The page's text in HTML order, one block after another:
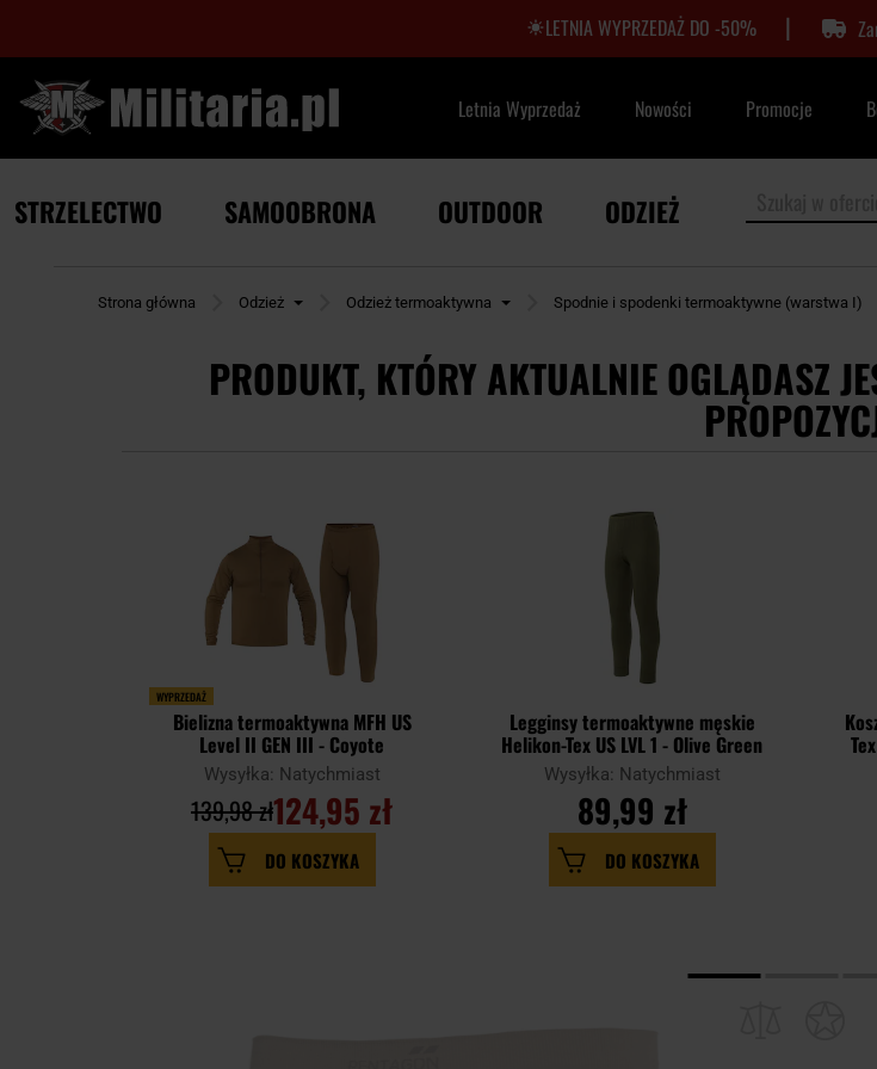
LETNIA WYPRZEDAŻ DO -50% |
Letnia Wyprzedaż Nowości Promocje
STRZELECTWO SAMOOBRONA OUTDOOR ODZIEŻ
Strona główna Odzież Odzież termoaktywna Spodnie i spodenki termoaktywne (warstwa I)
PRODUKT, KTÓRY AKTUALNIE OGLĄDASZ
WYPRZEDAŻ
Bielizna termoaktywna MFH US
Level II GEN III - Coyote
Wysyłka: Natychmiast
124,95 zł
139,98 zł
DO KOSZYKA
Legginsy termoaktywne męskie
Helikon-Tex US LVL 1 - Olive Green
Wysyłka: Natychmiast
89,99 zł
DO KOSZYKA